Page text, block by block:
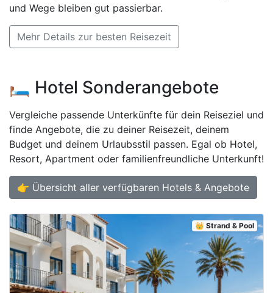
und Wege bleiben gut passierbar.
Mehr Details zur besten Reisezeit
🛏️ Hotel Sonderangebote
Vergleiche passende Unterkünfte für dein Reiseziel und
finde Angebote, die zu deiner Reisezeit, deinem
Budget und deinem Urlaubsstil passen. Egal ob Hotel,
Resort, Apartment oder familienfreundliche Unterkunft!
👉 Übersicht aller verfügbaren Hotels & Angebote
👑 Strand & Pool